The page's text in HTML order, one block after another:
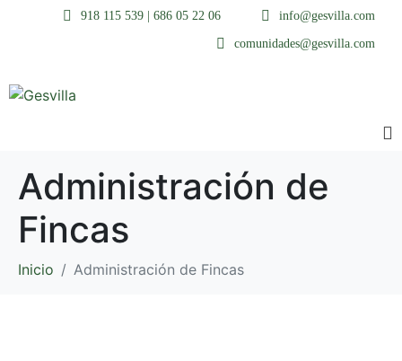
918 115 539 | 686 05 22 06 info@gesvilla.com
comunidades@gesvilla.com
Administración de
Fincas
Inicio Administración de Fincas